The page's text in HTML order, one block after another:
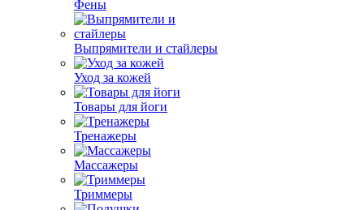
Фены
Выпрямители и стайлеры
Уход за кожей
Товары для йоги
Тренажеры
Массажеры
Триммеры